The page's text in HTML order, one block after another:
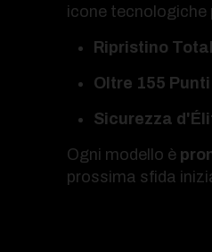
icone tecnologiche
Ripristino
Oltre 155
Sicurezza
Ogni modello è
prossima sfida